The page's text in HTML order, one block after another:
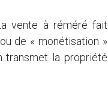
vente à réméré fait
de « monétisation »
transmet la propriété